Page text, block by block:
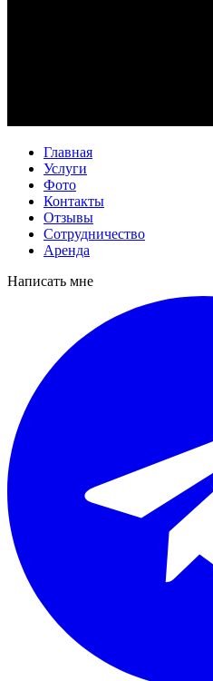
Главная
Услуги
Фото
Контакты
Отзывы
Сотрудничество
Аренда
Написать мне